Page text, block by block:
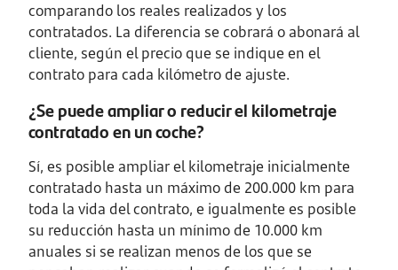
comparando los reales realizados y los
contratados. La diferencia se cobrará o abonará al
cliente, según el precio que se indique en el
contrato para cada kilómetro de ajuste.
¿Se puede ampliar o reducir el kilometraje
contratado en un coche?
Sí, es posible ampliar el kilometraje inicialmente
contratado hasta un máximo de 200.000 km para
toda la vida del contrato, e igualmente es posible
su reducción hasta un mínimo de 10.000 km
anuales si se realizan menos de los que se